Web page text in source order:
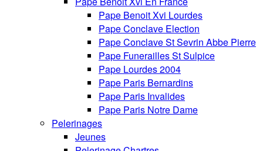
Pape Benoit Xvi Lourdes
Pape Conclave Election
Pape Conclave St Sevrin Abbe Pierre
Pape Funerailles St Sulpice
Pape Lourdes 2004
Pape Paris Bernardins
Pape Paris Invalides
Pape Paris Notre Dame
Pelerinages
Jeunes